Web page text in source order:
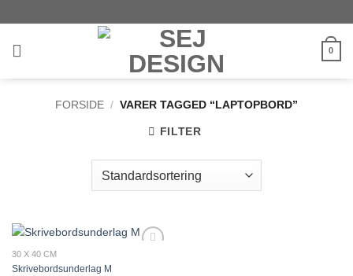
til
indhold
0
FORSIDE / VARER TAGGED “LAPTOPBORD”
FILTER
30 X 40 CM
Skrivebordsunderlag M